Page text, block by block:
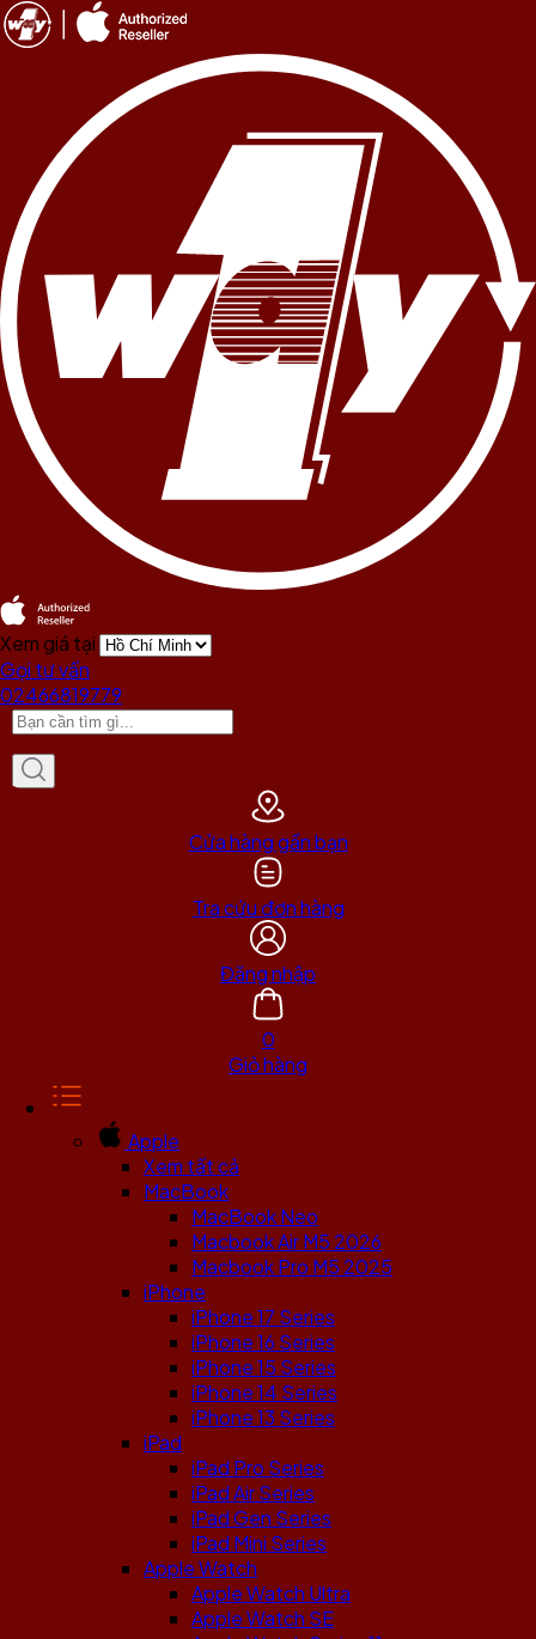
Xem giá tại
Gọi tư vấn
02466819779
Cửa hàng gần bạn
Tra cứu đơn hàng
Đăng nhập
0
Giỏ hàng
Apple
Xem tất cả
MacBook
MacBook Neo
Macbook Air M5 2026
Macbook Pro M5 2025
iPhone
iPhone 17 Series
iPhone 16 Series
iPhone 15 Series
iPhone 14 Series
iPhone 13 Series
iPad
iPad Pro Series
iPad Air Series
iPad Gen Series
iPad Mini Series
Apple Watch
Apple Watch Ultra
Apple Watch SE